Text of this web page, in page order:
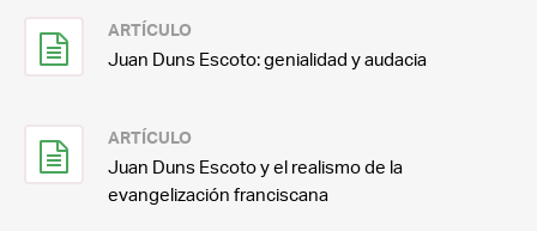
ARTÍCULO
Juan Duns Escoto: genialidad y audacia
ARTÍCULO
Juan Duns Escoto y el realismo de la
evangelización franciscana